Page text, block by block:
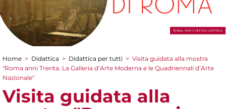
Tu sei qui
Home > Didattica > Didattica per tutti > Visita guidata alla mostra
"Roma anni Trenta. La Galleria d’Arte Moderna e le Quadriennali d’Arte
Nazionale"
Visita guidata alla